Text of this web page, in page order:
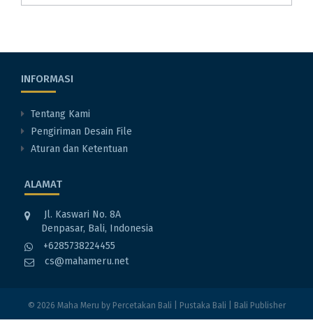
INFORMASI
Tentang Kami
Pengiriman Desain File
Aturan dan Ketentuan
ALAMAT
Jl. Kaswari No. 8A
Denpasar, Bali, Indonesia
+6285738224455
cs@mahameru.net
© 2026 Maha Meru by Percetakan Bali Pustaka Bali Bali Publisher